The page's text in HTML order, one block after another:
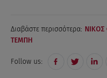
Διαβάστε περισσότερα:
ΤΕΜΠΗ
Follow us: